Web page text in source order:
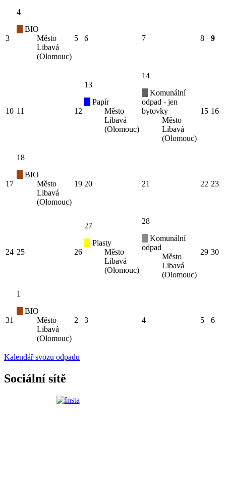
3
4
BIO
Město
Libavá
(Olomouc)
5 6 7 8 9
10 11 12
13
Papír
Město
Libavá
(Olomouc)
14
Komunální
odpad - jen
bytovky
Město
Libavá
(Olomouc)
15 16
17
18
BIO
Město
Libavá
(Olomouc)
19 20 21 22 23
24 25 26
27
Plasty
Město
Libavá
(Olomouc)
28
Komunální
odpad
Město
Libavá
(Olomouc)
29 30
31
1
BIO
Město
Libavá
(Olomouc)
2 3 4 5 6
Kalendář svozu odpadu
Sociální sítě